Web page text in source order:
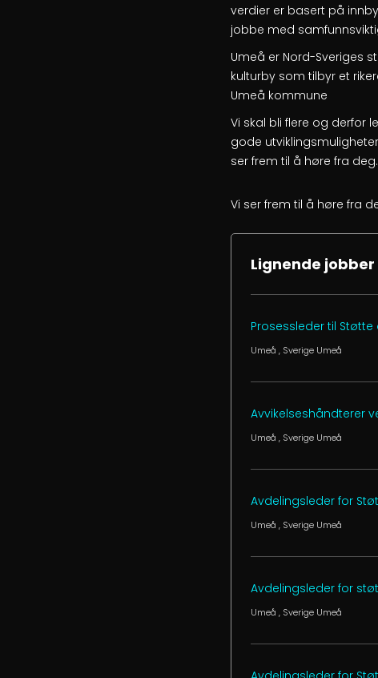
verdier er basert på
jobbe med
Umeå er Nord-Sveriges
kulturby som tilbyr et
Umeå kommune
Vi skal bli flere og derfor
gode
ser frem til å høre fra deg.
Vi ser frem til å høre fra
Lignende jobber
Prosessleder til
Umeå , Sverige Umeå
Avvikelseshåndterer
Umeå , Sverige Umeå
Avdelingsleder for
Umeå , Sverige Umeå
Avdelingsleder for
Umeå , Sverige Umeå